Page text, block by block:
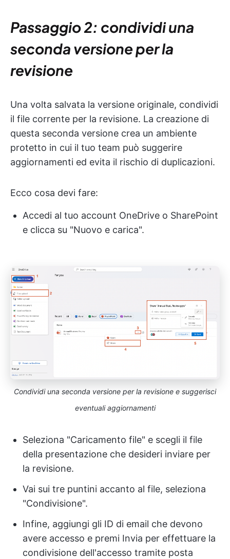
Passaggio 2: condividi una
seconda versione per la
revisione
Una volta salvata la versione originale, condividi
il file corrente per la revisione. La creazione di
questa seconda versione crea un ambiente
protetto in cui il tuo team può suggerire
aggiornamenti ed evita il rischio di duplicazioni.
Ecco cosa devi fare:
Accedi al tuo account OneDrive o SharePoint
e clicca su "Nuovo e carica".
Condividi una seconda versione per la revisione e suggerisci
eventuali aggiornamenti
Seleziona "Caricamento file" e scegli il file
della presentazione che desideri inviare per
la revisione.
Vai sui tre puntini accanto al file, seleziona
"Condivisione".
Infine, aggiungi gli ID di email che devono
avere accesso e premi Invia per effettuare la
condivisione dell'accesso tramite posta